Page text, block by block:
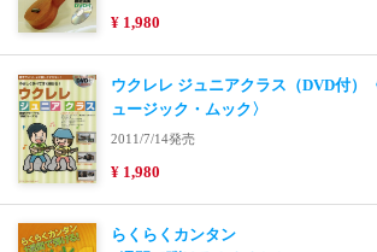
¥ 1,980
ウクレレ ジュニアクラス（DVD付）
ュージック・ムック〉
2011/7/14発売
¥ 1,980
らくらくカンタン